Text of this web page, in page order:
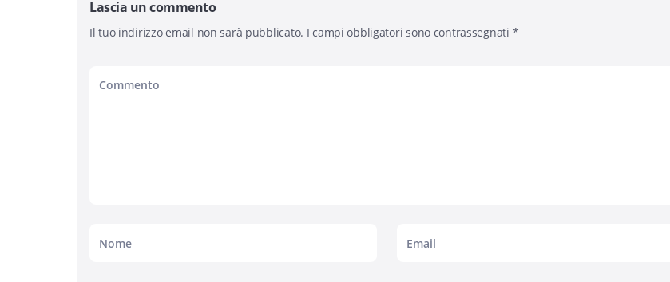
Lascia un commento
Il tuo indirizzo email non sarà pubblicato. I campi obbligatori sono contrassegnati *